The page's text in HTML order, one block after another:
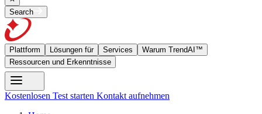
Search
Plattform Lösungen für Services
Warum TrendAI™
Ressourcen und Erkenntnisse
Kostenlosen Test starten Kontakt aufnehmen